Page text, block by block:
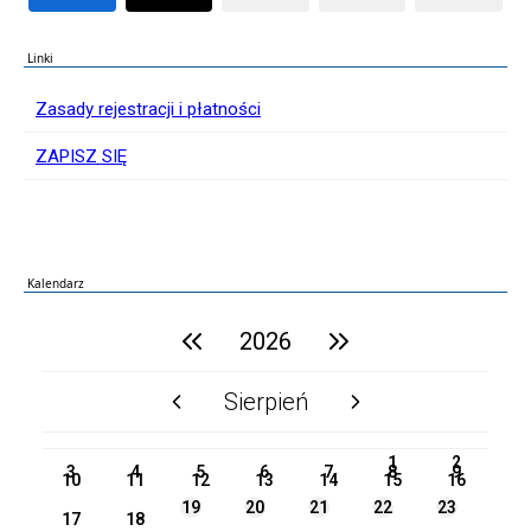
Linki
Zasady rejestracji i płatności
ZAPISZ SIĘ
Kalendarz
poprzedni rok2026 następny rok
poprzedni miesiącSierpień następny miesiąc
1 2
3 4 5 6 7 8 9
10 11 12 13 14 15 16
17 18
19 20 21 22 23